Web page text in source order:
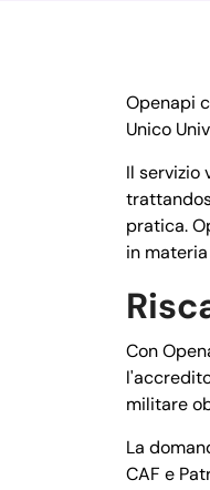
Openapi
Unico
Il servizio
pratica.
in
Con
militare
La
CAF e